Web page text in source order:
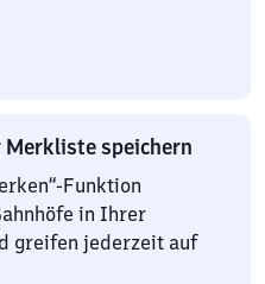
speichern
Funktion
in Ihrer
greifen jederzeit auf